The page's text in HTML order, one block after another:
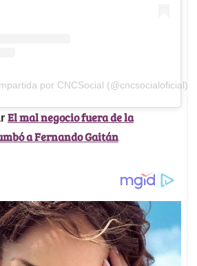
por CNCSocial (@cncsocialoficial)
El mal negocio fuera de la
a Fernando Gaitán